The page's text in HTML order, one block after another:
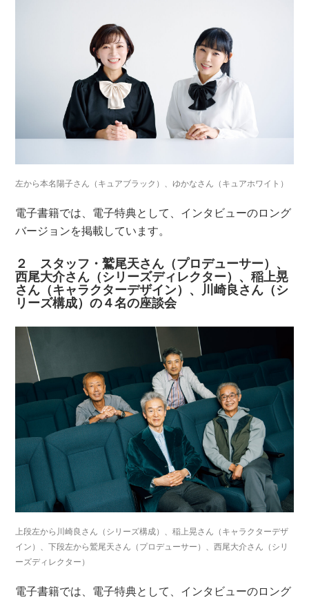
左から本名陽子さん（キュアブラック）、ゆかなさん（キュアホワイト）
電子書籍では、電子特典として、インタビューのロング
バージョンを掲載しています。
２ スタッフ・鷲尾天さん（プロデューサー）、
西尾大介さん（シリーズディレクター）、稲上晃
さん（キャラクターデザイン）、川崎良さん（シ
リーズ構成）の４名の座談会
上段左から川崎良さん（シリーズ構成）、稲上晃さん（キャラクターデザ
イン）、下段左から鷲尾天さん（プロデューサー）、西尾大介さん（シリ
ーズディレクター）
電子書籍では、電子特典として、インタビューのロング